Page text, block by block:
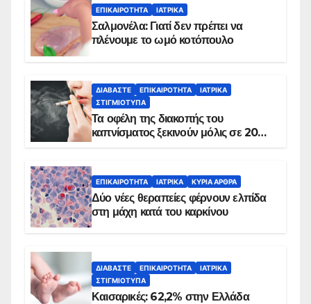
ΕΠΙΚΑΙΡΌΤΗΤΑ ΙΑΤΡΙΚΆ
Σαλμονέλα: Γιατί δεν πρέπει να
πλένουμε το ωμό κοτόπουλο
ΔΙΑΒΆΣΤΕ ΕΠΙΚΑΙΡΌΤΗΤΑ
ΙΑΤΡΙΚΆ
ΣΤΙΓΜΙΌΤΥΠΑ
Τα οφέλη της διακοπής του
καπνίσματος ξεκινούν μόλις σε 20
ΕΠΙΚΑΙΡΌΤΗΤΑ ΙΑΤΡΙΚΆ ΚΥΡΙΑ ΑΡΘΡΑ
Δύο νέες θεραπείες φέρνουν ελπίδα
στη μάχη κατά του καρκίνου
ΔΙΑΒΆΣΤΕ ΕΠΙΚΑΙΡΌΤΗΤΑ
ΙΑΤΡΙΚΆ
ΣΤΙΓΜΙΌΤΥΠΑ
Καισαρικές: 62,2% στην Ελλάδα